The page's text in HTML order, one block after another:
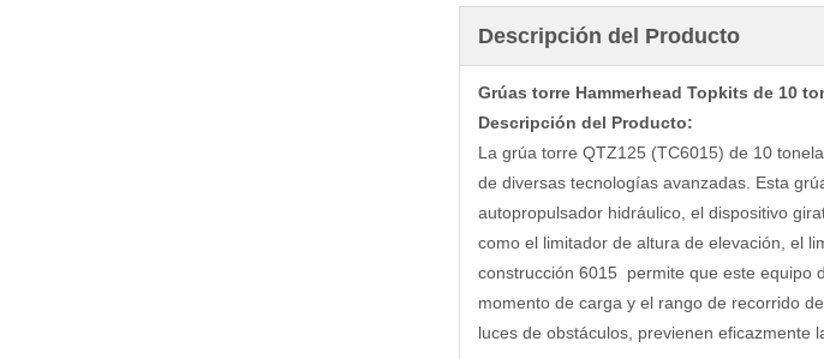
Descripción del Producto
Grúas torre Hammerhead Topkits de 10
Descripción del Producto:
La grúa torre QTZ125 (TC6015) de 10
de diversas tecnologías avanzadas. Esta
autopropulsador hidráulico, el dispositivo
como el limitador de altura de elevación, el
construcción 6015 permite que este equipo
momento de carga y el rango de recorrido
luces de obstáculos, previenen eficazmente